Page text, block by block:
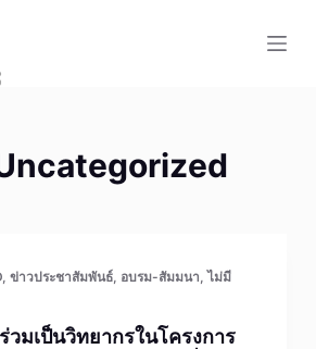
, ข่าวประชาสัมพันธ์, อบรม-สัมมนา,ไม่มี
วมเป็นวิทยากรในโครงการ